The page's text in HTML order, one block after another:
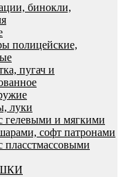
бинокли,
полицейские,
пугач и
луки
гелевыми и мягкими
софт патронами
пласстмассовыми